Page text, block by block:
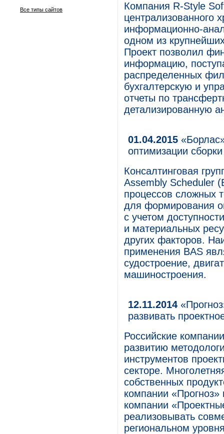
Все типы сайтов
Компания R-Style
централизованного
информационно-
одном из
Проект позволил
информацию,
распределенных
бухгалтерскую и
отчеты по
детализированную
01.04.2015
оптимизации
Консалтинговая
Assembly Scheduler
процессов сложных
для формирования
с учетом
и материальных
других факторов.
применения BAS
судостроение,
машиностроения.
12.11.2014
развивать
Российские
развитию
инструментов
секторе.
собственных
компании «Прогноз»
компании
реализовывать
региональном